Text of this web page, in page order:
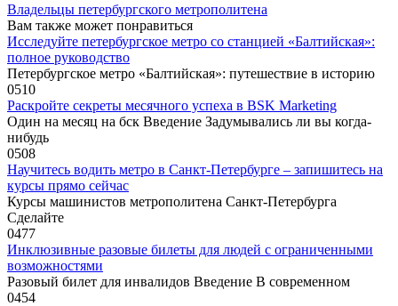
Владельцы петербургского метрополитена
Вам также может понравиться
Исследуйте петербургское метро со станцией «Балтийская»:
полное руководство
Петербургское метро «Балтийская»: путешествие в историю
0510
Раскройте секреты месячного успеха в BSK Marketing
Один на месяц на бск Введение Задумывались ли вы когда-
нибудь
0508
Научитесь водить метро в Санкт-Петербурге – запишитесь на
курсы прямо сейчас
Курсы машинистов метрополитена Санкт-Петербурга
Сделайте
0477
Инклюзивные разовые билеты для людей с ограниченными
возможностями
Разовый билет для инвалидов Введение В современном
0454